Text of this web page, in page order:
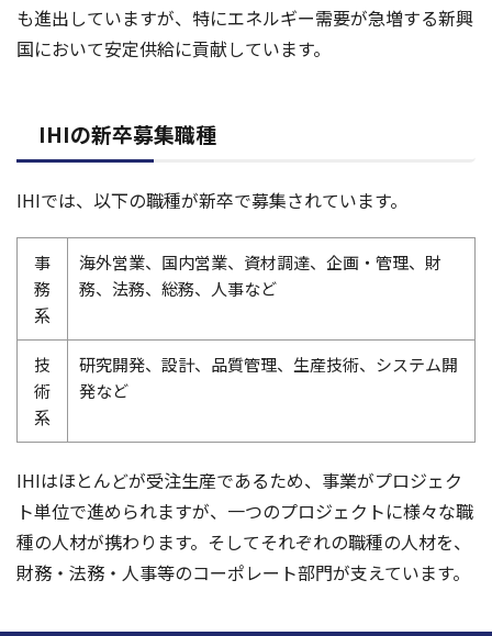
も進出していますが、特にエネルギー需要が急増する新興
国において安定供給に貢献しています。
IHIの新卒募集職種
IHIでは、以下の職種が新卒で募集されています。
事
務
系
海外営業、国内営業、資材調達、企画・管理、財
務、法務、総務、人事など
技
術
系
研究開発、設計、品質管理、生産技術、システム開
発など
IHIはほとんどが受注生産であるため、事業がプロジェク
ト単位で進められますが、一つのプロジェクトに様々な職
種の人材が携わります。そしてそれぞれの職種の人材を、
財務・法務・人事等のコーポレート部門が支えています。